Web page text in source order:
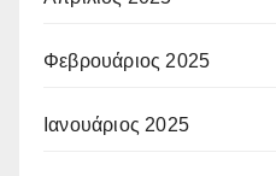
Φεβρουάριος 2025
Ιανουάριος 2025